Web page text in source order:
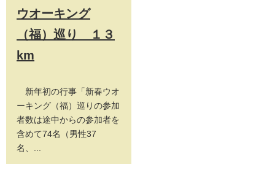
ウオーキング
（福）巡り １３
km
新年初の行事「新春ウオ
ーキング（福）巡りの参加
者数は途中からの参加者を
含めて74名（男性37
名、...